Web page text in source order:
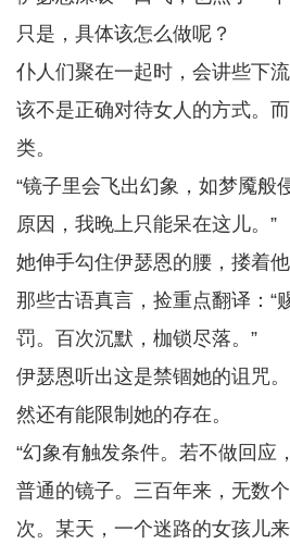
只是，具体该怎么做呢？
仆人们聚在一起时，会讲些下
该不是正确对待女人的方式。
类。
“镜子里会飞出幻象，如梦魇般
原因，我晚上只能呆在这儿。”
她伸手勾住伊瑟恩的腰，搂着
那些古语真言，捡重点翻译：“
罚。百次沉默，枷锁尽落。”
伊瑟恩听出这是禁锢她的诅咒
然还有能限制她的存在。
“幻象有触发条件。若不做回应
普通的镜子。三百年来，无数
次。某天，一个迷路的女孩儿